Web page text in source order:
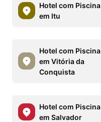
Hotel com Piscina
em Itu
Hotel com Piscina
em Vitória da
Conquista
Hotel com Piscina
em Salvador